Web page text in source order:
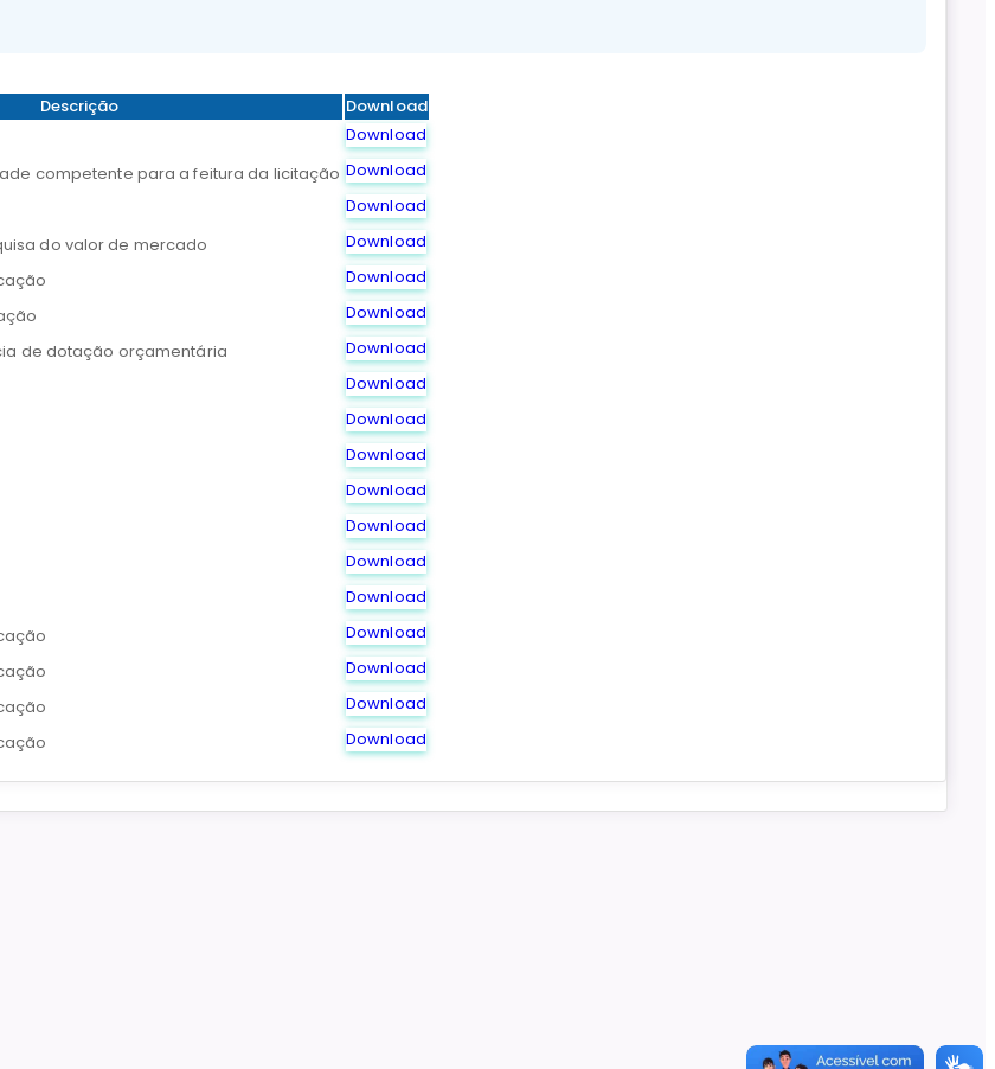
Descrição
Download
Download
competente para a feitura da licitação Download
Download
do valor de mercado
Download
Download
Download
de dotação orçamentária
Download
Download
Download
Download
Download
Download
Download
Download
Download
Download
Download
Download